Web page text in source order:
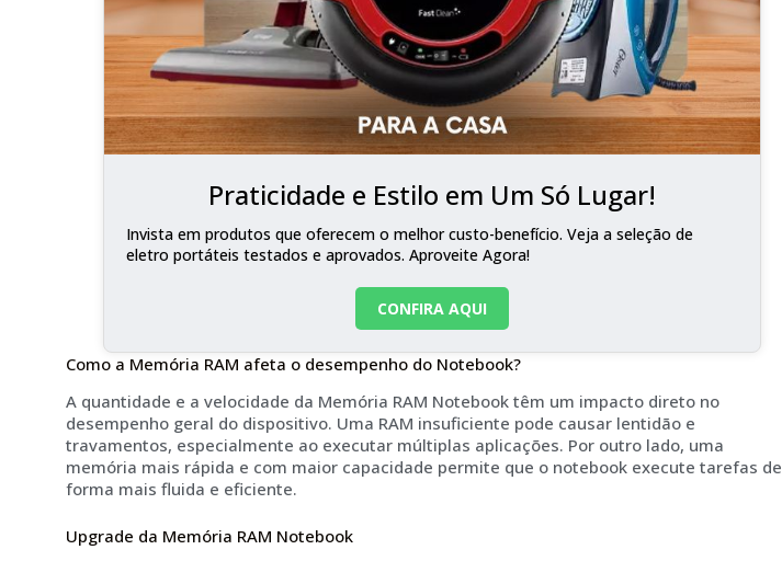
Praticidade e Estilo em Um Só Lugar!
Invista em produtos que oferecem o melhor custo-benefício. Veja a seleção de
eletro portáteis testados e aprovados. Aproveite Agora!
CONFIRA AQUI
Como a Memória RAM afeta o desempenho do Notebook?
A quantidade e a velocidade da Memória RAM Notebook têm um impacto direto no
desempenho geral do dispositivo. Uma RAM insuficiente pode causar lentidão e
travamentos, especialmente ao executar múltiplas aplicações. Por outro lado, uma
memória mais rápida e com maior capacidade permite que o notebook execute tarefas de
forma mais fluida e eficiente.
Upgrade da Memória RAM Notebook